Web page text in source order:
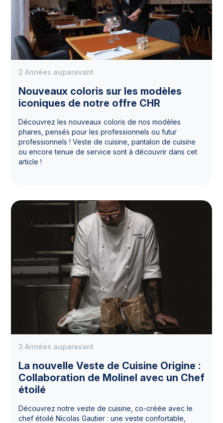
Nouveaux coloris sur les modèles
iconiques de notre offre CHR
2 Années auparavant
Découvrez les nouveaux coloris de nos modèles
phares, pensés pour les professionnels ou futur
professionnels ! Veste de cuisine, pantalon de cuisine
ou encore tenue de service sont à découvrir dans cet
article !
La nouvelle Veste de Cuisine Origine :
Collaboration de Molinel avec un Chef
étoilé
3 Années auparavant
Découvrez notre veste de cuisine, co-créée avec le
chef étoilé Nicolas Gautier : une veste confortable,